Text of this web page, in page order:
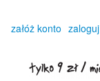
załóż konto